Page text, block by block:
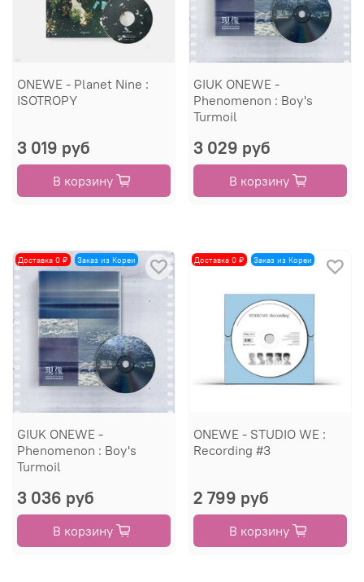
ONEWE - Planet Nine :
ISOTROPY
3 019 руб
В корзину
GIUK ONEWE -
Phenomenon : Boy's
Turmoil
3 029 руб
В корзину
Доставка 0 ₽ Заказ из Кореи
GIUK ONEWE -
Phenomenon : Boy's
Turmoil
3 036 руб
В корзину
Доставка 0 ₽ Заказ из Кореи
ONEWE - STUDIO WE :
Recording #3
2 799 руб
В корзину